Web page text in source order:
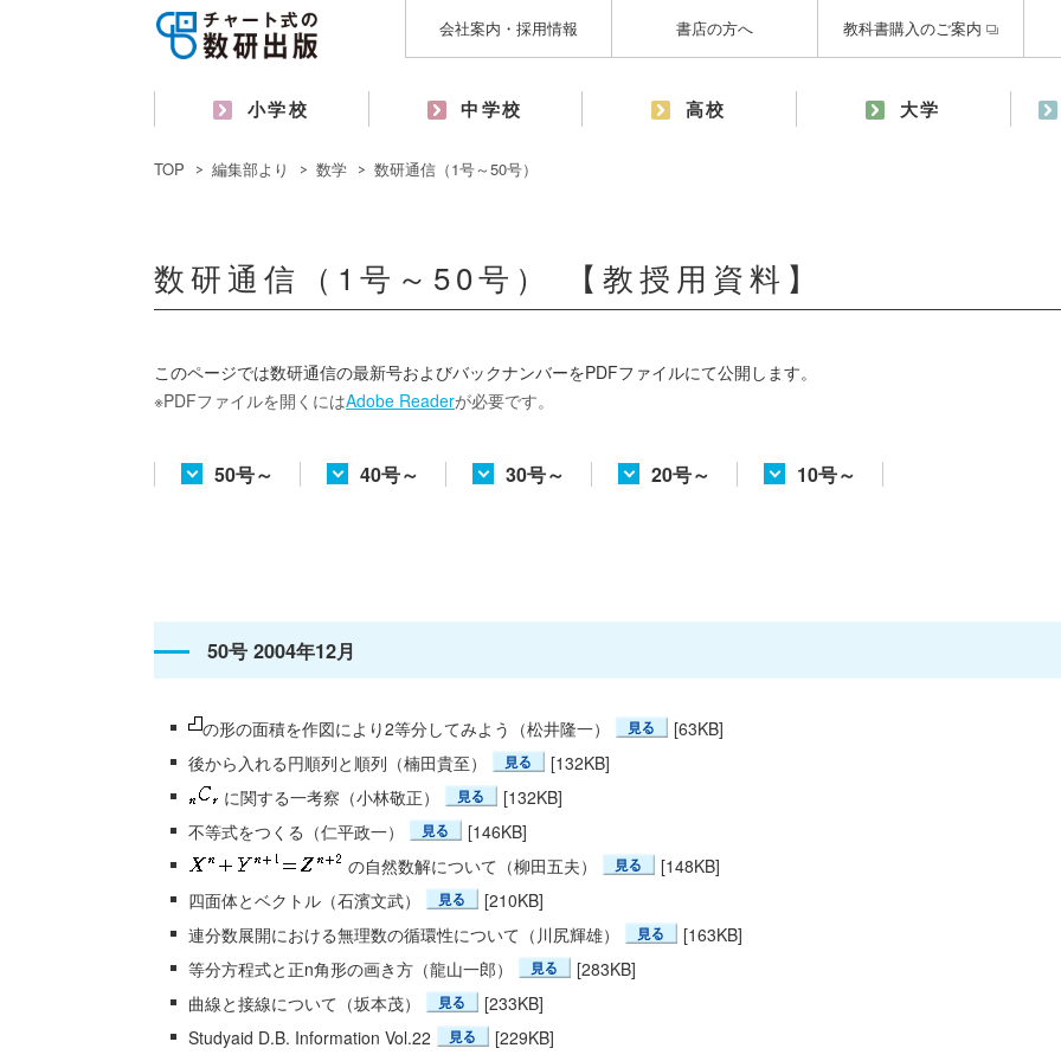
会社案内・採用情報 書店の方へ 教科書購入のご案内
小学校 中学校 高校 大学
TOP 編集部より 数学 数研通信（1号～50号）
数研通信（1号～50号） 【教授用資料】
このページでは数研通信の最新号およびバックナンバーをPDFファイルにて公開します。
PDFファイルを開くにはAdobe Readerが必要です。
50号～ 40号～ 30号～ 20号～ 10号～
50号 2004年12月
の形の面積を作図により2等分してみよう（松井隆一）
[63KB]
後から入れる円順列と順列（楠田貴至）
[132KB]
に関する一考察（小林敬正）
[132KB]
不等式をつくる（仁平政一）
[146KB]
の自然数解について（柳田五夫）
[148KB]
四面体とベクトル（石濱文武）
[210KB]
連分数展開における無理数の循環性について（川尻輝雄）
[163KB]
等分方程式と正n角形の画き方（龍山一郎）
[283KB]
曲線と接線について（坂本茂）
[233KB]
Studyaid D.B. Information Vol.22
[229KB]